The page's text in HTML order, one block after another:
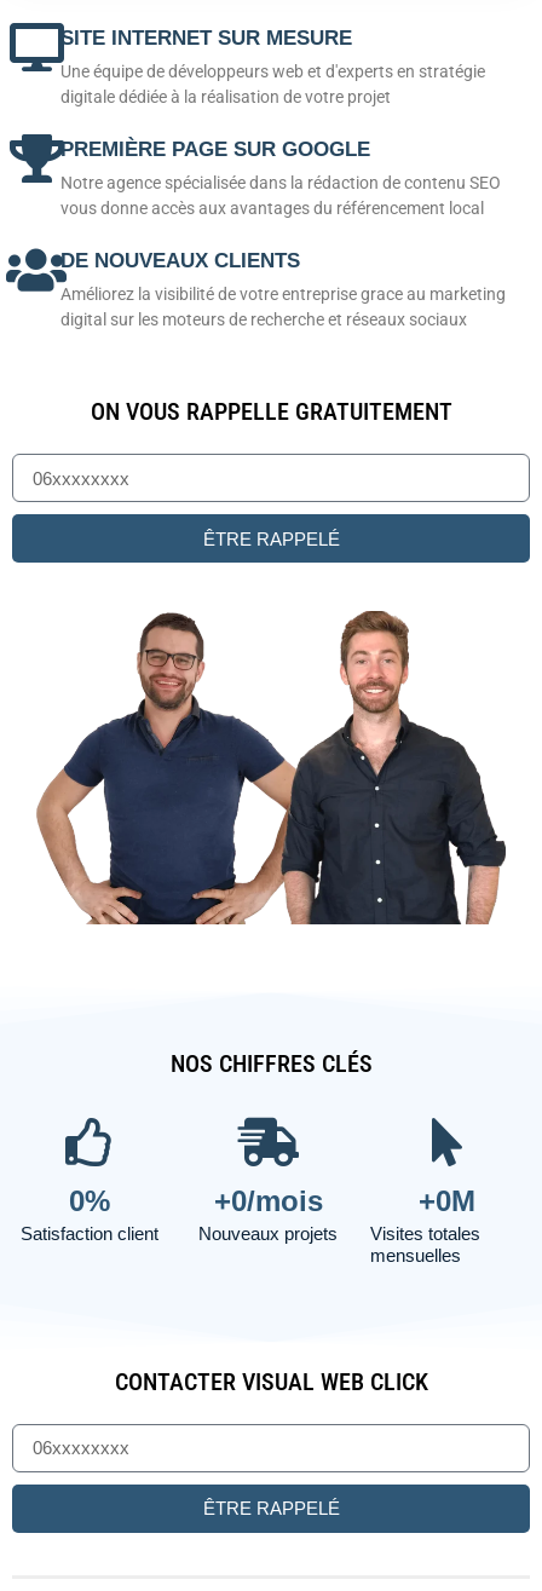
SITE INTERNET SUR MESURE
Une équipe de développeurs web et d'experts en stratégie
digitale dédiée à la réalisation de votre projet
PREMIÈRE PAGE SUR GOOGLE
Notre agence spécialisée dans la rédaction de contenu SEO
vous donne accès aux avantages du référencement local
DE NOUVEAUX CLIENTS
Améliorez la visibilité de votre entreprise grace au marketing
digital sur les moteurs de recherche et réseaux sociaux
ON VOUS RAPPELLE GRATUITEMENT
ÊTRE RAPPELÉ
NOS CHIFFRES CLÉS
Satisfaction client
0%
Nouveaux projets
+0/mois
Visites totales
mensuelles
+0M
CONTACTER VISUAL WEB CLICK
ÊTRE RAPPELÉ